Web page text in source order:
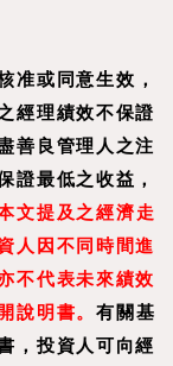
准或同意生效，
經理績效不保證
善良管理人之注
證最低之收益，
文提及之經濟走
人因不同時間進
不代表未來績效
說明書。有關基
，投資人可向經